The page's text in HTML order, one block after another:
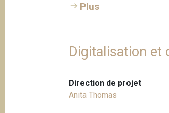
Plus
Digitalisation et
Direction de projet
Anita Thomas